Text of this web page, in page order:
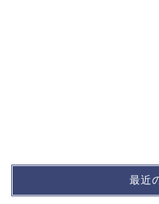
最近